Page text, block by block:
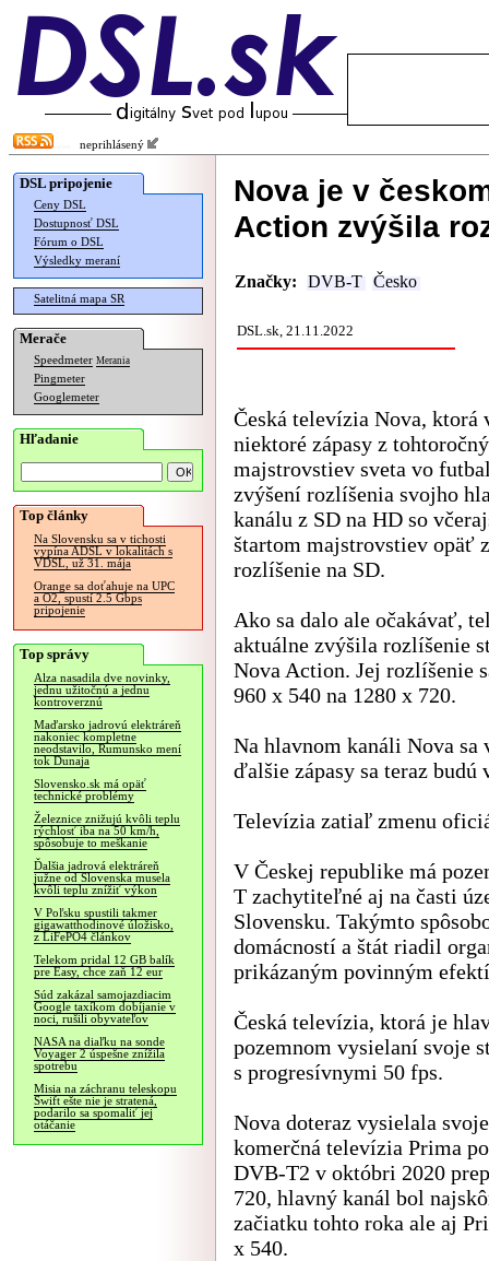
neprihlásený
DSL pripojenie
Ceny DSL
Dostupnosť DSL
Fórum o DSL
Výsledky meraní
Satelitná mapa SR
Merače
Speedmeter Merania
Pingmeter
Googlemeter
Hľadanie
Top články
Na Slovensku sa v tichosti
vypína ADSL v lokalitách s
VDSL, už 31. mája
Orange sa doťahuje na UPC
a O2, spustí 2.5 Gbps
pripojenie
Top správy
Alza nasadila dve novinky,
jednu užitočnú a jednu
kontroverznú
Maďarsko jadrovú elektráreň
nakoniec kompletne
neodstavilo, Rumunsko mení
tok Dunaja
Slovensko.sk má opäť
technické problémy
Železnice znižujú kvôli teplu
rýchlosť iba na 50 km/h,
spôsobuje to meškanie
Ďalšia jadrová elektráreň
južne od Slovenska musela
kvôli teplu znížiť výkon
V Poľsku spustili takmer
gigawatthodinové úložisko,
z LiFePO4 článkov
Telekom pridal 12 GB balík
pre Easy, chce zaň 12 eur
Súd zakázal samojazdiacim
Google taxíkom dobíjanie v
noci, rušili obyvateľov
NASA na diaľku na sonde
Voyager 2 úspešne znížila
spotrebu
Misia na záchranu teleskopu
Swift ešte nie je stratená,
podarilo sa spomaliť jej
otáčanie
Nova je v
Action zvýšila
Značky: DVB-T Česko
DSL.sk, 21.11.2022
Česká televízia Nova, ktorá
niektoré zápasy z
majstrovstiev sveta vo
zvýšení rozlíšenia svojho
kanálu z SD na HD so
štartom majstrovstiev opäť
rozlíšenie na SD.
Ako sa dalo ale očakávať,
aktuálne zvýšila rozlíšenie
Nova Action. Jej rozlíšenie
960 x 540 na 1280 x 720.
Na hlavnom kanáli Nova sa
ďalšie zápasy sa teraz
Televízia zatiaľ zmenu
V Českej republike má
T zachytiteľné aj na časti
Slovensku. Takýmto
domácností a štát riadil
prikázaným povinným
Česká televízia, ktorá je
pozemnom vysielaní svoje
s progresívnymi 50 fps.
Nova doteraz vysielala
komerčná televízia Prima
DVB-T2 v októbri 2020
720, hlavný kanál bol
začiatku tohto roka ale aj
x 540.